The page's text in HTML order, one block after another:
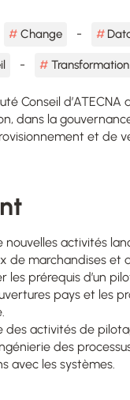
Change
Conseil
dans la
et de
activités
de marchandises et
les prérequis d’un
pays et les
des activités de
des
avec les systèmes.